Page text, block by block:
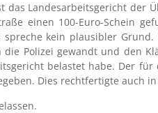
Landesarbeitsgericht der
einen 100-Euro-Schein
kein plausibler
Polizei gewandt und den
belastet habe. Der
Dies rechtfertigte auch